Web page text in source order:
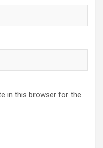
in this browser for the